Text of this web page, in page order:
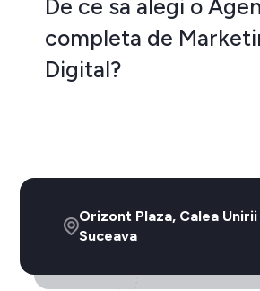
De ce sa alegi o
completa de
Digital?
Orizont Plaza, Calea Unirii
Suceava